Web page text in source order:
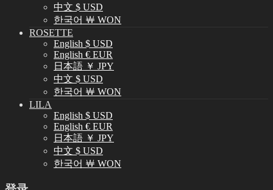
中文 $ USD
한국어 ￦ WON
ROSETTE
English $ USD
English € EUR
日本語 ￥ JPY
中文 $ USD
한국어 ￦ WON
LILA
English $ USD
English € EUR
日本語 ￥ JPY
中文 $ USD
한국어 ￦ WON